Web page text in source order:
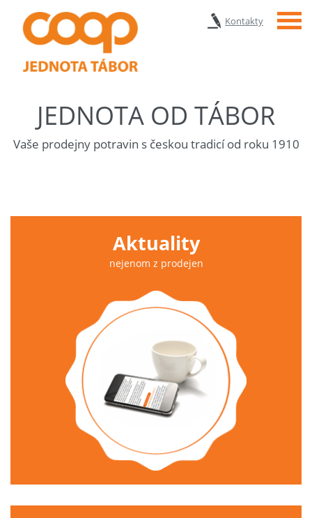
Kontakty Menu
JEDNOTA OD TÁBOR
Vaše prodejny potravin s českou tradicí od roku 1910
Aktuality
nejenom z prodejen